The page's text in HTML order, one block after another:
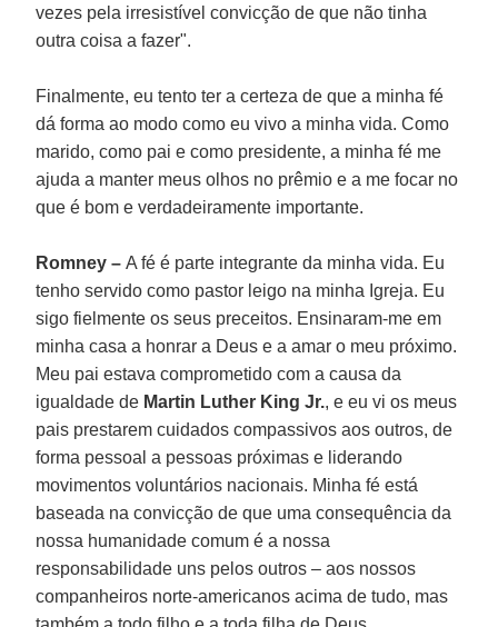
vezes pela irresistível convicção de que não tinha
outra coisa a fazer".
Finalmente, eu tento ter a certeza de que a minha fé
dá forma ao modo como eu vivo a minha vida. Como
marido, como pai e como presidente, a minha fé me
ajuda a manter meus olhos no prêmio e a me focar no
que é bom e verdadeiramente importante.
Romney –A fé é parte integrante da minha vida. Eu
tenho servido como pastor leigo na minha Igreja. Eu
sigo fielmente os seus preceitos. Ensinaram-me em
minha casa a honrar a Deus e a amar o meu próximo.
Meu pai estava comprometido com a causa da
igualdade de Martin Luther King Jr., e eu vi os meus
pais prestarem cuidados compassivos aos outros, de
forma pessoal a pessoas próximas e liderando
movimentos voluntários nacionais. Minha fé está
baseada na convicção de que uma consequência da
nossa humanidade comum é a nossa
responsabilidade uns pelos outros – aos nossos
companheiros norte-americanos acima de tudo, mas